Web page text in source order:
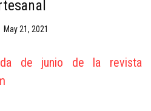
May 21, 2021